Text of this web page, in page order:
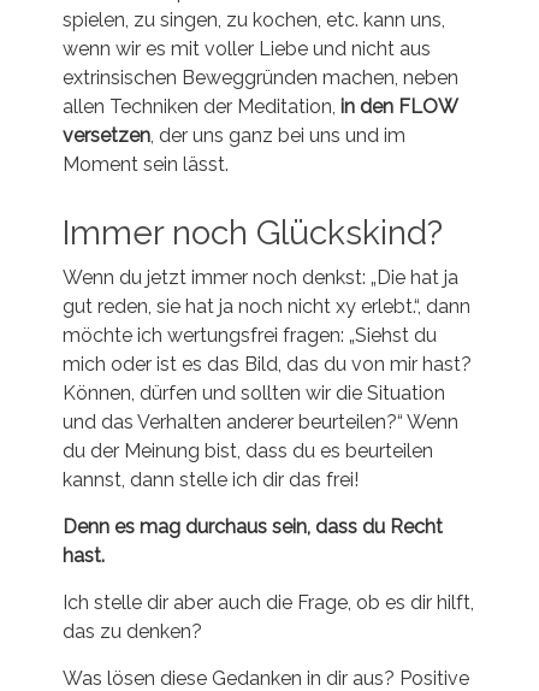
spielen, zu singen, zu kochen, etc. kann uns,
wenn wir es mit voller Liebe und nicht aus
extrinsischen Beweggründen machen, neben
allen Techniken der Meditation, in den FLOW
versetzen , der uns ganz bei uns und im
Moment sein lässt.
Immer noch Glückskind?
Wenn du jetzt immer noch denkst: „Die hat ja
gut reden, sie hat ja noch nicht xy erlebt.“, dann
möchte ich wertungsfrei fragen: „Siehst du
mich oder ist es das Bild, das du von mir hast?
Können, dürfen und sollten wir die Situation
und das Verhalten anderer beurteilen?“ Wenn
du der Meinung bist, dass du es beurteilen
kannst, dann stelle ich dir das frei!
Denn es mag durchaus sein, dass du Recht
hast.
Ich stelle dir aber auch die Frage, ob es dir hilft,
das zu denken?
Was lösen diese Gedanken in dir aus? Positive